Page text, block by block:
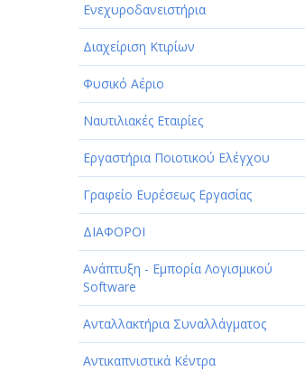
Ενεχυροδανειστήρια
Διαχείριση Κτιρίων
Φυσικό Αέριο
Ναυτιλιακές Εταιρίες
Εργαστήρια Ποιοτικού Ελέγχου
Γραφείο Ευρέσεως Εργασίας
ΔΙΑΦΟΡΟΙ
Ανάπτυξη - Εμπορία Λογισμικού
Software
Ανταλλακτήρια Συναλλάγματος
Αντικαπνιστικά Κέντρα